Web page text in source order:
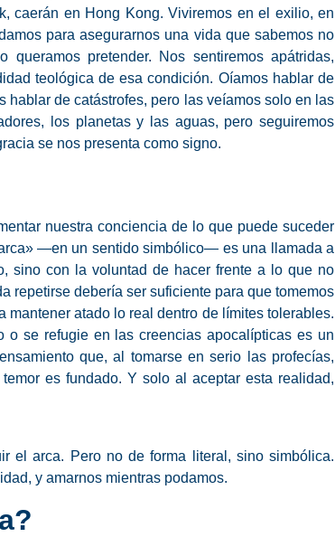
caerán en Hong Kong. Viviremos en el exilio, en
para asegurarnos una vida que sabemos no
pretender. Nos sentiremos apátridas,
teológica de esa condición. Oíamos hablar de
hablar de catástrofes, pero las veíamos solo en las
los planetas y las aguas, pero seguiremos
se nos presenta como signo.
nuestra conciencia de lo que puede suceder
—en un sentido simbólico— es una llamada a
sino con la voluntad de hacer frente a lo que no
repetirse debería ser suficiente para que tomemos
atado lo real dentro de límites tolerables.
o se refugie en las creencias apocalípticas es un
que, al tomarse en serio las profecías,
es fundado. Y solo al aceptar esta realidad,
el arca. Pero no de forma literal, sino simbólica.
y amarnos mientras podamos.